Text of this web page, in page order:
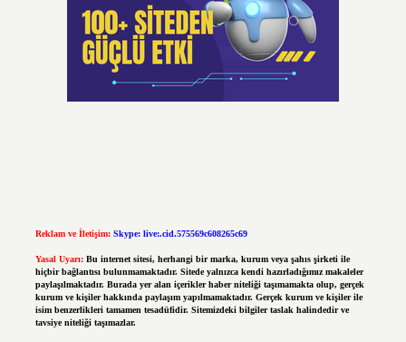
Reklam ve İletişim: Skype: live:.cid.575569c608265c69
Yasal Uyarı: Bu internet sitesi, herhangi bir marka, kurum veya şahıs şirketi ile
hiçbir bağlantısı bulunmamaktadır. Sitede yalnızca kendi hazırladığımız makaleler
paylaşılmaktadır. Burada yer alan içerikler haber niteliği taşımamakta olup, gerçek
kurum ve kişiler hakkında paylaşım yapılmamaktadır. Gerçek kurum ve kişiler ile
isim benzerlikleri tamamen tesadüfidir. Sitemizdeki bilgiler taslak halindedir ve
tavsiye niteliği taşımazlar.